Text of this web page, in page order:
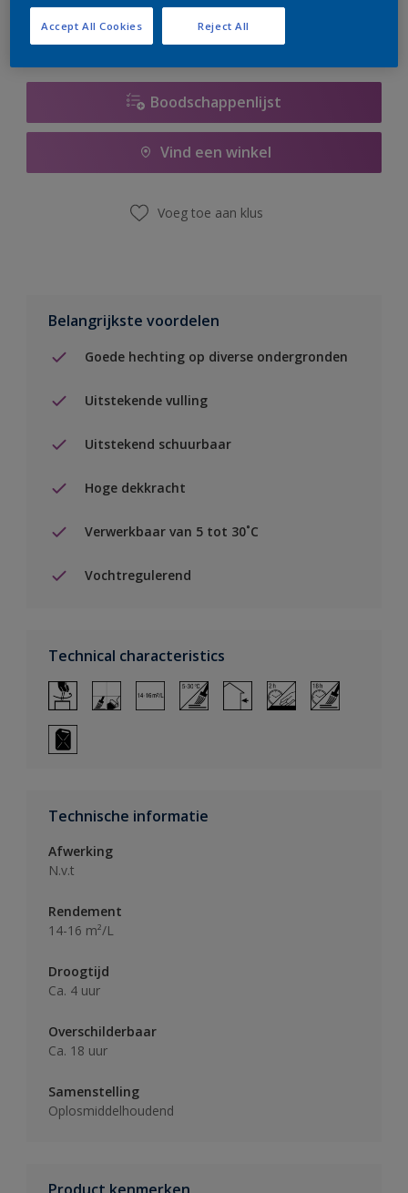
Boodschappenlijst
Vind een winkel
Voeg toe aan klus
Belangrijkste voordelen
Goede hechting op diverse ondergronden
Uitstekende vulling
Uitstekend schuurbaar
Hoge dekkracht
Verwerkbaar van 5 tot 30˚C
Vochtregulerend
Technical characteristics
Technische informatie
Afwerking
N.v.t
Rendement
14-16 m²/L
Droogtijd
Ca. 4 uur
Overschilderbaar
Ca. 18 uur
Samenstelling
Oplosmiddelhoudend
Reject All
Accept All Cookies